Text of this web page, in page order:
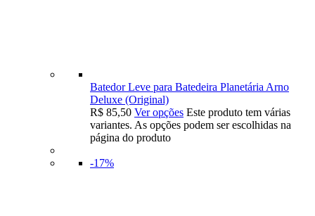
Batedor Leve para Batedeira Planetária Arno
Deluxe (Original)
R$ 85,50 Ver opções Este produto tem várias
variantes. As opções podem ser escolhidas na
página do produto
-17%